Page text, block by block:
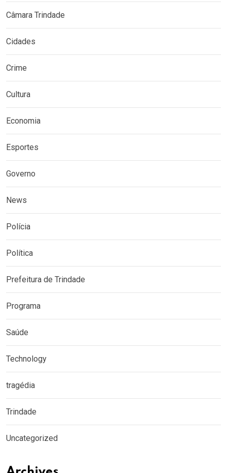
Câmara Trindade
Cidades
Crime
Cultura
Economia
Esportes
Governo
News
Polícia
Política
Prefeitura de Trindade
Programa
Saúde
Technology
tragédia
Trindade
Uncategorized